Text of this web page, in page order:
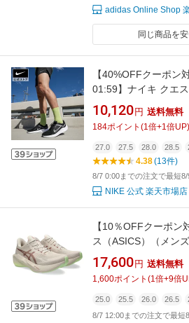
adidas Online Shop
同じ商品を
【40%OFFクーポン
01:59】ナイキ クエ
ニングシューズ NIKE
グ 軽量 通気性 黒 シ
ー メッシュ FA24 屋
【Black_c】
10,120 円 送料無料
184ポイント (1倍+1倍UP)
27.0 27.5 28.0 28.5
4.38(13件)
8/7 0:00までの注文で最短8/
NIKE 公式 楽天市場店
【10％OFFクーポン
ス（ASICS）（メン
ョギングシューズ ノ
ージュ
17,600 円 送料無料
1,600ポイント (1倍+9倍
25.0 25.5 26.0 26.5
8/7 12:00までの注文で最短